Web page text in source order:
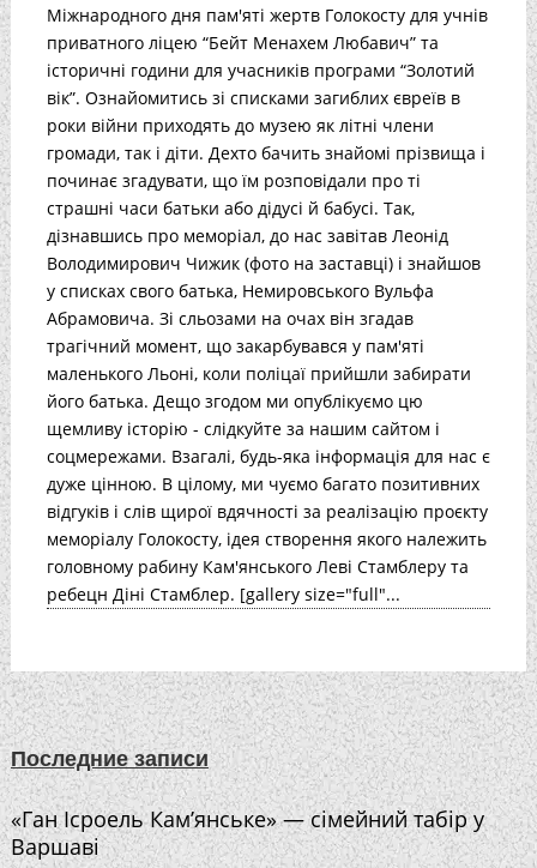
Міжнародного дня пам'яті жертв Голокосту для учнів
приватного ліцею “Бейт Менахем Любавич” та
історичні години для учасників програми “Золотий
вік”. Ознайомитись зі списками загиблих євреїв в
роки війни приходять до музею як літні члени
громади, так і діти. Дехто бачить знайомі прізвища і
починає згадувати, що їм розповідали про ті
страшні часи батьки або дідусі й бабусі. Так,
дізнавшись про меморіал, до нас завітав Леонід
Володимирович Чижик (фото на заставці) і знайшов
у списках свого батька, Немировського Вульфа
Абрамовича. Зі сльозами на очах він згадав
трагічний момент, що закарбувався у пам'яті
маленького Льоні, коли поліцаї прийшли забирати
його батька. Дещо згодом ми опублікуємо цю
щемливу історію - слідкуйте за нашим сайтом і
соцмережами. Взагалі, будь-яка інформація для нас є
дуже цінною. В цілому, ми чуємо багато позитивних
відгуків і слів щирої вдячності за реалізацію проєкту
меморіалу Голокосту, ідея створення якого належить
головному рабину Кам'янського Леві Стамблеру та
ребецн Діні Стамблер. [gallery size="full"...
Последние записи
«Ган Ісроель Кам’янське» — сімейний табір у
Варшаві